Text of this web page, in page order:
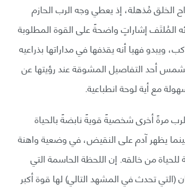
الخلق مُذهلة، إذ يعطي وجه الرب الحازم
المُلتَف إشاراتٍ واضحةً على القوة المطلوبة
ويبدو فهيا أنه يقذفها في مداراتها بذراعيه
أحد التفاصيل المشوقة عند رؤيتها عن
مع أية لوحة انطباعية.
مرةً أخرى شخصيةً قويةً نابضةً بالحياة
يظهر آدم على النقيض، في وضعية واهنة
للحياة من خالقه. إن اللحظة الحاسمة التي
(التي تحدث في المشهد التالي) لها قوة أكبر